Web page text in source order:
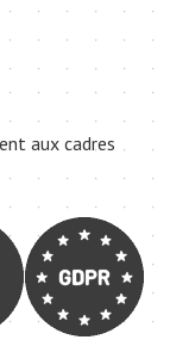
aux cadres